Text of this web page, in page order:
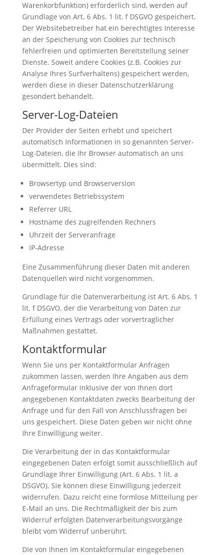
Warenkorbfunktion) erforderlich sind, werden auf
Grundlage von Art. 6 Abs. 1 lit. f DSGVO gespeichert.
Der Websitebetreiber hat ein berechtigtes Interesse
an der Speicherung von Cookies zur technisch
fehlerfreien und optimierten Bereitstellung seiner
Dienste. Soweit andere Cookies (z.B. Cookies zur
Analyse Ihres Surfverhaltens) gespeichert werden,
werden diese in dieser Datenschutzerklärung
gesondert behandelt.
Server-Log-Dateien
Der Provider der Seiten erhebt und speichert
automatisch Informationen in so genannten Server-
Log-Dateien, die Ihr Browser automatisch an uns
übermittelt. Dies sind:
Browsertyp und Browserversion
verwendetes Betriebssystem
Referrer URL
Hostname des zugreifenden Rechners
Uhrzeit der Serveranfrage
IP-Adresse
Eine Zusammenführung dieser Daten mit anderen
Datenquellen wird nicht vorgenommen.
Grundlage für die Datenverarbeitung ist Art. 6 Abs. 1
lit. f DSGVO, der die Verarbeitung von Daten zur
Erfüllung eines Vertrags oder vorvertraglicher
Maßnahmen gestattet.
Kontaktformular
Wenn Sie uns per Kontaktformular Anfragen
zukommen lassen, werden Ihre Angaben aus dem
Anfrageformular inklusive der von Ihnen dort
angegebenen Kontaktdaten zwecks Bearbeitung der
Anfrage und für den Fall von Anschlussfragen bei
uns gespeichert. Diese Daten geben wir nicht ohne
Ihre Einwilligung weiter.
Die Verarbeitung der in das Kontaktformular
eingegebenen Daten erfolgt somit ausschließlich auf
Grundlage Ihrer Einwilligung (Art. 6 Abs. 1 lit. a
DSGVO). Sie können diese Einwilligung jederzeit
widerrufen. Dazu reicht eine formlose Mitteilung per
E-Mail an uns. Die Rechtmäßigkeit der bis zum
Widerruf erfolgten Datenverarbeitungsvorgänge
bleibt vom Widerruf unberührt.
Die von Ihnen im Kontaktformular eingegebenen